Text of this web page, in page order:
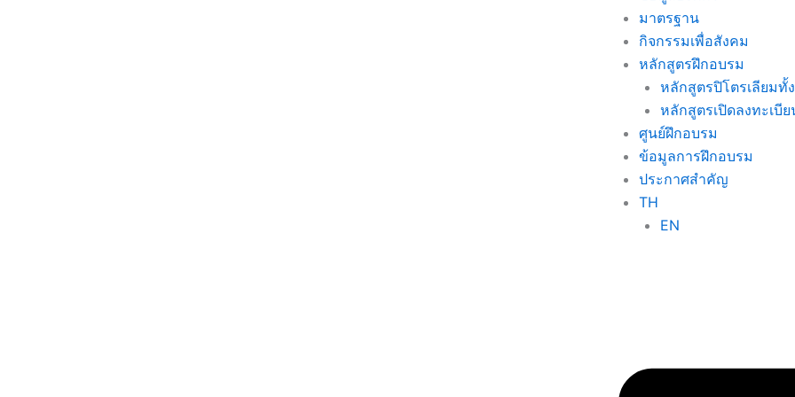
มาตรฐาน
กิจกรรมเพื่อสังคม
หลักสูตรฝึกอบรม
หลักสูตรปิโตรเลียมทั้
หลักสูตรเปิดลงทะเบีย
ศูนย์ฝึกอบรม
ข้อมูลการฝึกอบรม
ประกาศสำคัญ
TH
EN